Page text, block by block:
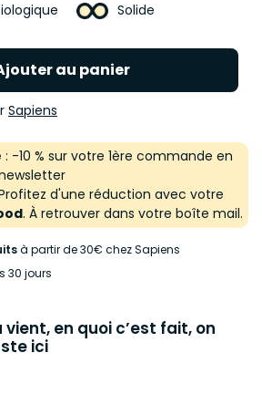
Solide
au panier
Sapiens
: -10 % sur votre 1ère commande en
d'une réduction avec votre
. À retrouver dans votre boîte mail.
à partir de 30€ chez Sapiens
30 jours
vient, en quoi c’est fait, on
ici